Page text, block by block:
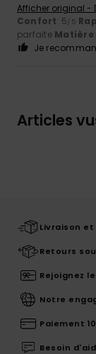
Afficher original -
Confort: 5/5
parfaite Matière
Je
Articles
Livraison
Retours
Rejoignez
Notre
Paiement
Besoin